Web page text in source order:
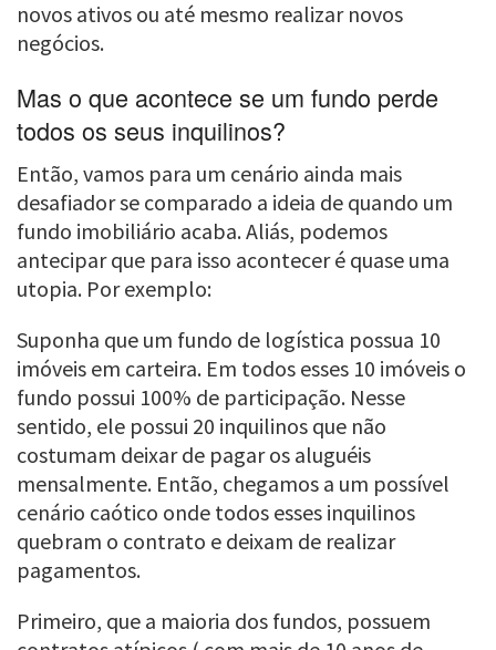
novos ativos ou até mesmo realizar novos
negócios.
Mas o que acontece se um fundo perde
todos os seus inquilinos?
Então, vamos para um cenário ainda mais
desafiador se comparado a ideia de quando um
fundo imobiliário acaba. Aliás, podemos
antecipar que para isso acontecer é quase uma
utopia. Por exemplo:
Suponha que um fundo de logística possua 10
imóveis em carteira. Em todos esses 10 imóveis o
fundo possui 100% de participação. Nesse
sentido, ele possui 20 inquilinos que não
costumam deixar de pagar os aluguéis
mensalmente. Então, chegamos a um possível
cenário caótico onde todos esses inquilinos
quebram o contrato e deixam de realizar
pagamentos.
Primeiro, que a maioria dos fundos, possuem